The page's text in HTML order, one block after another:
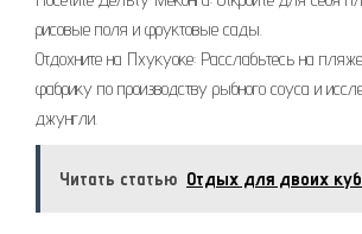
рисовые поля и фруктовые сады.
Отдохните на Пхукуоке: Расслабьтесь на
фабрику по производству рыбного соуса и
джунгли.
Читать статью Отдых для двоих